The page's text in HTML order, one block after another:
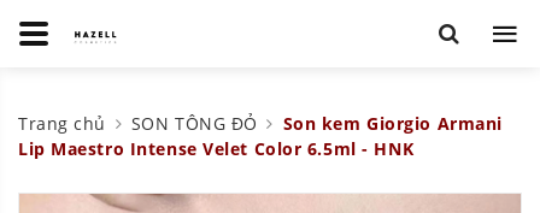
Trang chủ SON TÔNG ĐỎ
Son kem Giorgio Armani
Lip Maestro Intense Velet Color 6.5ml - HNK